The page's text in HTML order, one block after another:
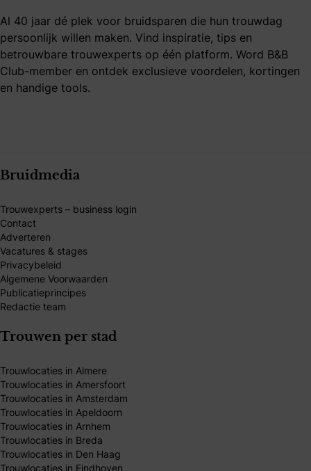
Al 40 jaar dé plek voor bruidsparen die hun trouwdag
persoonlijk willen maken. Vind inspiratie, tips en
betrouwbare trouwexperts op één platform. Word B&B
Club-member en ontdek exclusieve voordelen, kortingen
en handige tools.
Bruidmedia
Trouwexperts – business login
Contact
Adverteren
Vacatures & stages
Privacybeleid
Algemene Voorwaarden
Publicatieprincipes
Redactie team
Trouwen per stad
Trouwlocaties in Almere
Trouwlocaties in Amersfoort
Trouwlocaties in Amsterdam
Trouwlocaties in Apeldoorn
Trouwlocaties in Arnhem
Trouwlocaties in Breda
Trouwlocaties in Den Haag
Trouwlocaties in Eindhoven